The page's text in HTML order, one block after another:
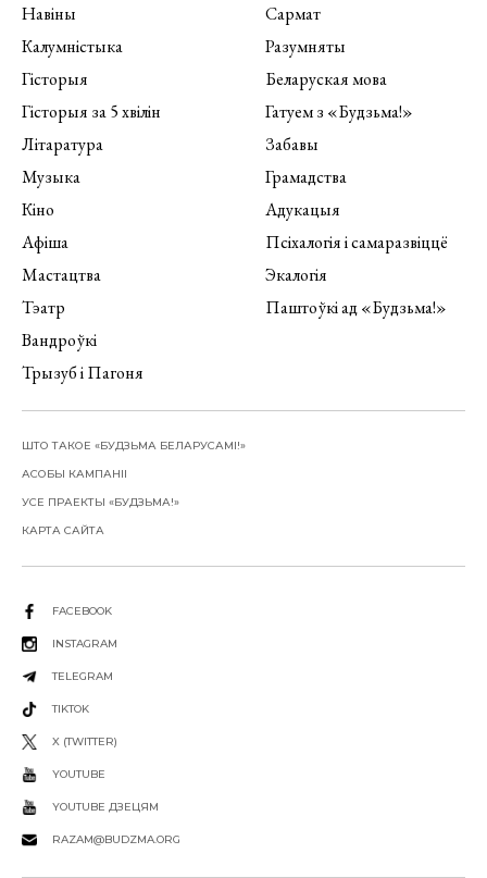
Навіны
Калумністыка
Гісторыя
Гісторыя за 5 хвілін
Літаратура
Музыка
Кіно
Афіша
Мастацтва
Тэатр
Вандроўкі
Трызуб і Пагоня
Сармат
Разумняты
Беларуская мова
Гатуем з «Будзьма!»
Забавы
Грамадства
Адукацыя
Псіхалогія і самаразвіццё
Экалогія
Паштоўкі ад «Будзьма!»
ШТО ТАКОЕ «БУДЗЬМА БЕЛАРУСАМІ!»
АСОБЫ КАМПАНІІ
УСЕ ПРАЕКТЫ «БУДЗЬМА!»
КАРТА САЙТА
FACEBOOK
INSTAGRAM
TELEGRAM
TIKTOK
X (TWITTER)
YOUTUBE
YOUTUBE ДЗЕЦЯМ
RAZAM@BUDZMA.ORG